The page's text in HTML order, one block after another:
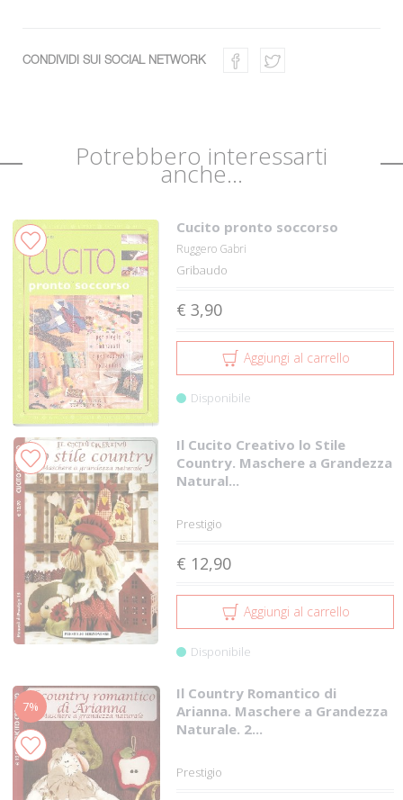
CONDIVIDI SUI SOCIAL NETWORK
Potrebbero interessarti
anche...
Cucito pronto soccorso
Ruggero Gabri
Gribaudo
€ 3,90
Aggiungi al carrello
Disponibile
Il Cucito Creativo lo Stile
Country. Maschere a Grandezza
Natural...
Prestigio
€ 12,90
Aggiungi al carrello
Disponibile
7%
Il Country Romantico di
Arianna. Maschere a Grandezza
Naturale. 2...
Prestigio